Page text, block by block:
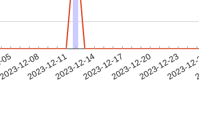
12-08
2023-12-112023-12-142023-12-172023-12-202023-12-23
2023-